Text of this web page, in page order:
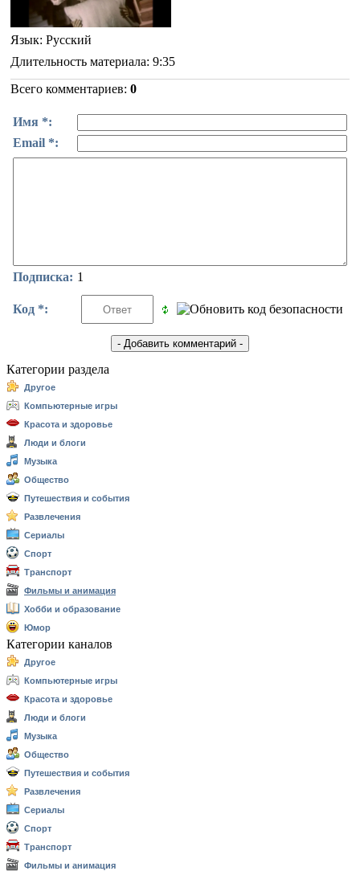
Язык: Русский
Длительность материала: 9:35
Всего комментариев: 0
Имя *:
Email *:
Подписка: 1
Код *:
Категории раздела
Другое
Компьютерные игры
Красота и здоровье
Люди и блоги
Музыка
Общество
Путешествия и события
Развлечения
Сериалы
Спорт
Транспорт
Фильмы и анимация
Хобби и образование
Юмор
Категории каналов
Другое
Компьютерные игры
Красота и здоровье
Люди и блоги
Музыка
Общество
Путешествия и события
Развлечения
Сериалы
Спорт
Транспорт
Фильмы и анимация